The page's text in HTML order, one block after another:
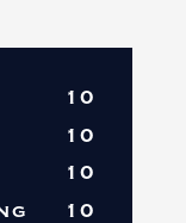
10
10
10
10